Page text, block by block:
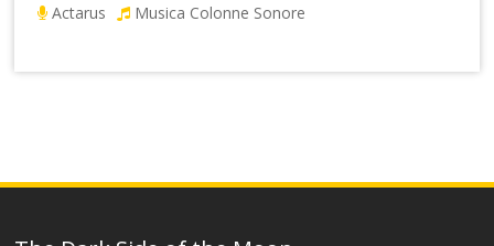
Actarus Musica Colonne Sonore